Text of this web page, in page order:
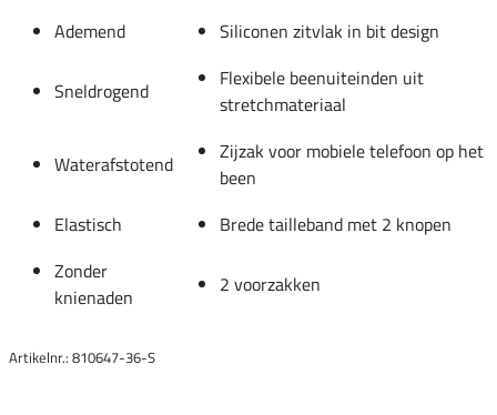
Ademend
Siliconen zitvlak in bit design
Sneldrogend
Flexibele beenuiteinden uit
stretchmateriaal
Waterafstotend
Zijzak voor mobiele telefoon op het
been
Elastisch
Brede tailleband met 2 knopen
Zonder
knienaden
2 voorzakken
Artikelnr.: 810647-36-S